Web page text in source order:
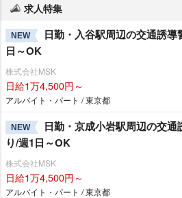
求人特集
NEW
日勤・入谷駅周辺の交通誘
日～OK
株式会社MSK
日給1万4,500円～
アルバイト・パート / 東京都
NEW
日勤・京成小岩駅周辺の交
り/週1日～OK
株式会社MSK
日給1万4,500円～
アルバイト・パート / 東京都